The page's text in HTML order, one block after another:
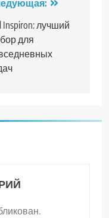
Inspiron: лучший
для